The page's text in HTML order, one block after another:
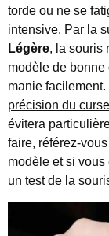
torde ou ne se
intensive. Par la
Légère, la souris
modèle de
manie
précision du
évitera
faire, référez-
modèle et si vous
un test de la